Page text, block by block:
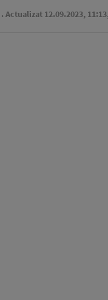
. Actualizat 12.09.2023,